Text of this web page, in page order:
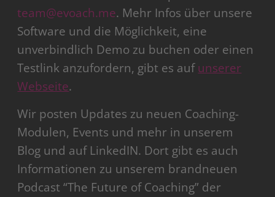
team@evoach.me. Mehr Infos über unsere
Software und die Möglichkeit, eine
unverbindlich Demo zu buchen oder einen
Testlink anzufordern, gibt es aufunserer
Webseite.
Wir posten Updates zu neuen Coaching-
Modulen, Events und mehr in unserem
Blog und auf LinkedIN. Dort gibt es auch
Informationen zu unserem brandneuen
Podcast “The Future of Coaching” der